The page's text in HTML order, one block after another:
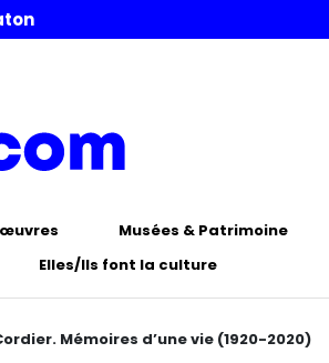
Musées & Patrimoine
Elles/Ils font la culture
Mémoires d’une vie (1920-2020)